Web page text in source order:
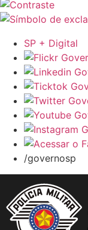
SP + Digital
/governosp